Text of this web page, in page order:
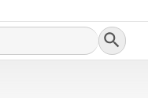
Botón